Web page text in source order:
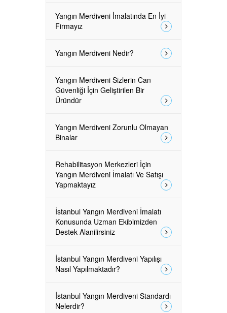
Yangın Merdiveni İmalatında En İyi
Firmayız
Yangın Merdiveni Nedir?
Yangın Merdiveni Sizlerin Can
Güvenliği İçin Geliştirilen Bir
Üründür
Yangın Merdiveni Zorunlu Olmayan
Binalar
Rehabilitasyon Merkezleri İçin
Yangın Merdiveni İmalatı Ve Satışı
Yapmaktayız
İstanbul Yangın Merdiveni İmalatı
Konusunda Uzman Ekibimizden
Destek Alanilirsiniz
İstanbul Yangın Merdiveni Yapılışı
Nasıl Yapılmaktadır?
İstanbul Yangın Merdiveni Standardı
Nelerdir?